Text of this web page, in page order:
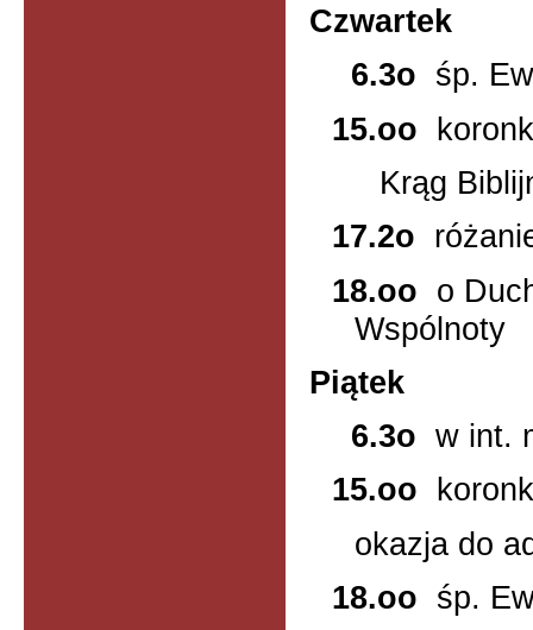
Czwartek
6.3o śp.
15.oo
Krąg
17.2o
18.oo o
Wspólnoty
Piątek
6.3o w int.
15.oo
okazja do
18.oo śp.